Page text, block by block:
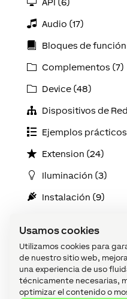
Usamos cookies
Utilizamos cookies para
de nuestro sitio web,
una experiencia de uso
técnicamente necesarias,
optimizar el contenido o
Audio (17)
Bloques de función
Complementos (7)
Device (48)
Dispositivos de
Ejemplos
Extension (24)
Iluminación (3)
Instalación (9)
Loxone Config (42)
Loxone Tree (35)